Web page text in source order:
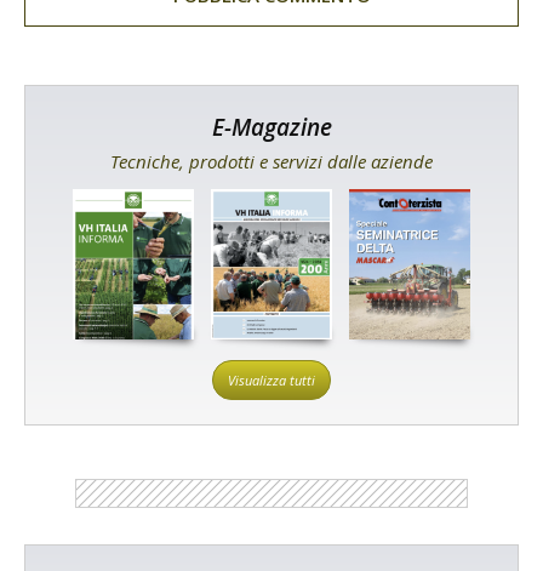
E-Magazine
Tecniche, prodotti e servizi dalle aziende
Visualizza tutti